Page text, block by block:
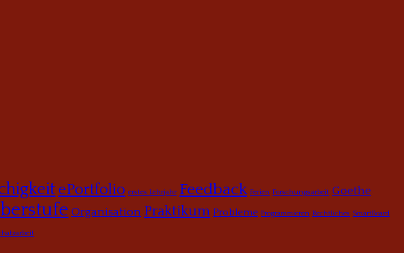
ePortfolio erstes Lehrjahr Feedback Ferien Forschungsarbeit Goethe
Organisation Praktikum Probleme Programmieren Rechtliches SmartBoard